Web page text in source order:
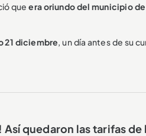
queera oriundo del municipio de
21 diciembre, un día antes de su
quedaron las tarifas